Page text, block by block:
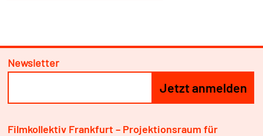
Newsletter
Filmkollektiv Frankfurt – Projektionsraum für